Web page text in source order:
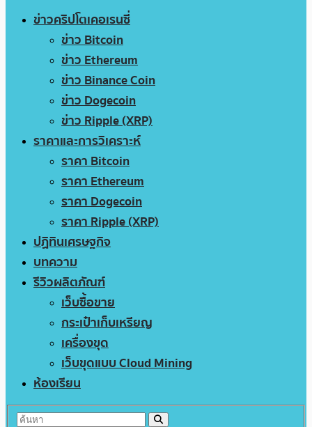
ข่าวคริปโตเคอเรนซี่
ข่าว Bitcoin
ข่าว Ethereum
ข่าว Binance Coin
ข่าว Dogecoin
ข่าว Ripple (XRP)
ราคาและการวิเคราะห์
ราคา Bitcoin
ราคา Ethereum
ราคา Dogecoin
ราคา Ripple (XRP)
ปฏิทินเศรษฐกิจ
บทความ
รีวิวผลิตภัณฑ์
เว็บซื้อขาย
กระเป๋าเก็บเหรียญ
เครื่องขุด
เว็บขุดแบบ Cloud Mining
ห้องเรียน